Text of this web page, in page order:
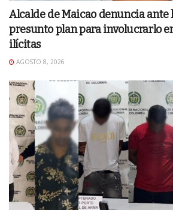
Alcalde de Maicao denuncia ante
presunto plan para involucrarlo
ilícitas
AGOSTO 8, 2026